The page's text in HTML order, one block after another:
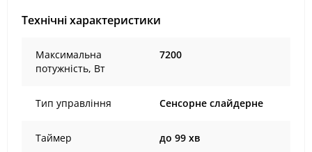
Технічні характеристики
Максимальна
потужність, Вт
7200
Тип управління Сенсорне слайдерне
Таймер до 99 хв